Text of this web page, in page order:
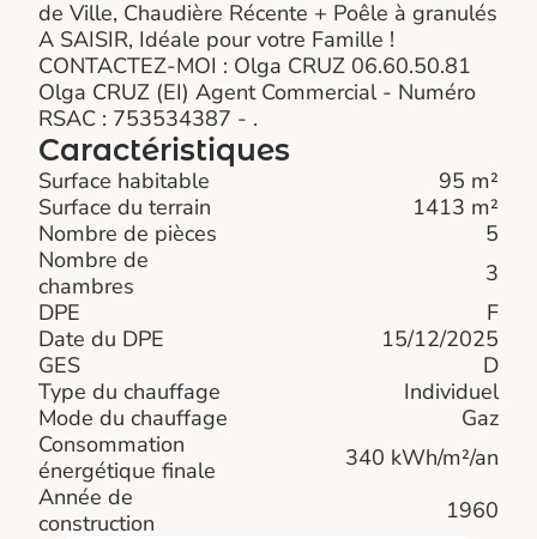
de Ville, Chaudière Récente + Poêle à granulés
A SAISIR, Idéale pour votre Famille !
CONTACTEZ-MOI : Olga CRUZ 06.60.50.81
Olga CRUZ (EI) Agent Commercial - Numéro
RSAC : 753534387 - .
Caractéristiques
Surface habitable
95 m²
Surface du terrain
1413 m²
Nombre de pièces
5
Nombre de
chambres
3
DPE
F
Date du DPE
15/12/2025
GES
D
Type du chauffage
Individuel
Mode du chauffage
Gaz
Consommation
énergétique finale
340 kWh/m²/an
Année de
construction
1960